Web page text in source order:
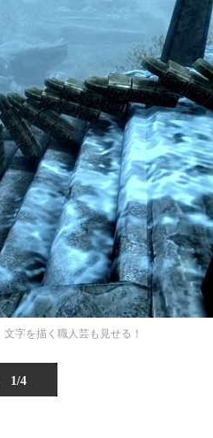
文字を描く職人芸も見せる！
1/4